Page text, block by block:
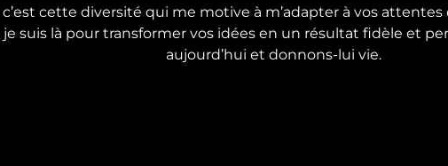
cette diversité qui me motive à m’adapter à vos
je suis là pour transformer vos idées en un résultat fidèle et
aujourd’hui et donnons-lui vie.